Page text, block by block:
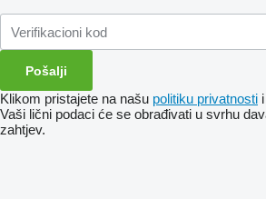
Klikom pristajete na našu politiku privatnosti i
Vaši lični podaci će se obrađivati ​​u svrhu
zahtjev.